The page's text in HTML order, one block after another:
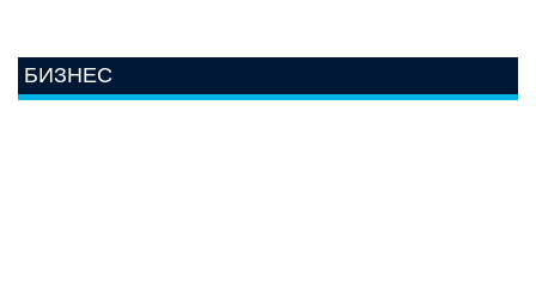
БИЗНЕС